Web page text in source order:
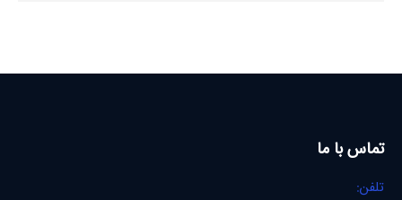
تماس با ما
تلفن: